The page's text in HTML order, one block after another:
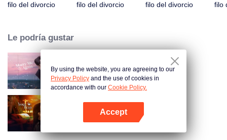
filo del divorcio
filo del divorcio
filo del divorcio
filo
Le podría gustar
Cásate Conmigo Otra Vez
Your Trap
By using the website, you are agreeing to our
Privacy Policy and the use of cookies in
accordance with our Cookie Policy.
Accept